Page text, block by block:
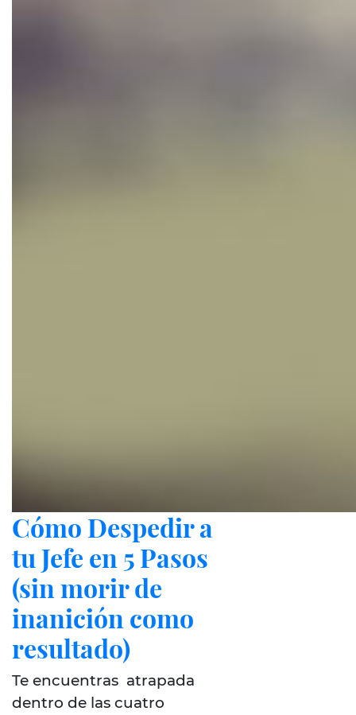
Cómo Despedir a
tu Jefe en 5 Pasos
(sin morir de
inanición como
resultado)
Te encuentras atrapada
dentro de las cuatro